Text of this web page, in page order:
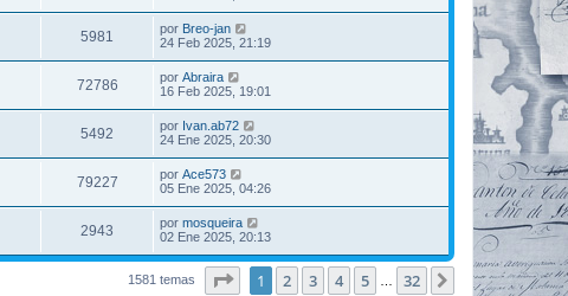
5981 por Breo-jan
24 Feb 2025, 21:19
72786 por Abraira
16 Feb 2025, 19:01
5492 por Ivan.ab72
24 Ene 2025, 20:30
79227 por Ace573
05 Ene 2025, 04:26
2943 por mosqueira
02 Ene 2025, 20:13
1581 temas Página1 de 32
1 2 3 4 5 32 Siguiente